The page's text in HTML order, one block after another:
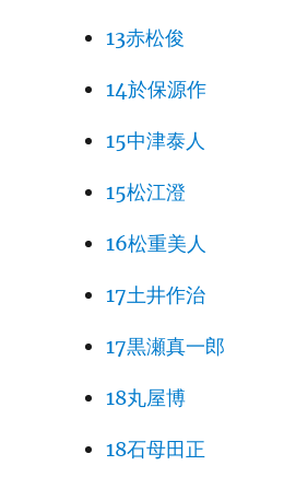
13赤松俊
14於保源作
15中津泰人
15松江澄
16松重美人
17土井作治
17黒瀬真一郎
18丸屋博
18石母田正